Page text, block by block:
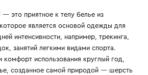
это приятное к телу белье из
является основой одежды для
интенсивности, например, трекинга,
занятий легкими видами спорта.
комфорт использования круглый год,
созданное самой природой — шерсть